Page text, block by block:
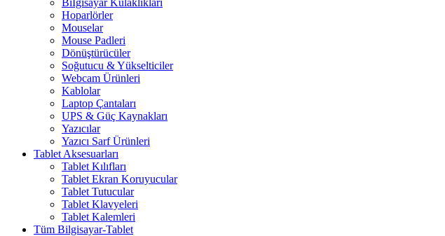
BiIgisayar Kulaklıkları
Hoparlörler
Mouselar
Mouse Padleri
Dönüştürücüler
Soğutucu & Yükselticiler
Webcam Ürünleri
Kablolar
Laptop Çantaları
UPS & Güç Kaynakları
Yazıcılar
Yazıcı Sarf Ürünleri
Tablet Aksesuarları
Tablet Kılıfları
Tablet Ekran Koruyucular
Tablet Tutucular
Tablet Klavyeleri
Tablet Kalemleri
Tüm Bilgisayar-Tablet